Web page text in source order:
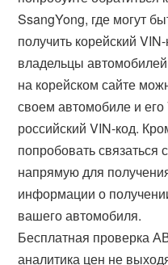
SsangYong, где могут
получить корейский
владельцы
на корейском сайте
своем автомобиле и его
российский VIN-код.
попробовать связаться
напрямую для
информации о
вашего автомобиля.
Бесплатная проверка
аналитика цен не